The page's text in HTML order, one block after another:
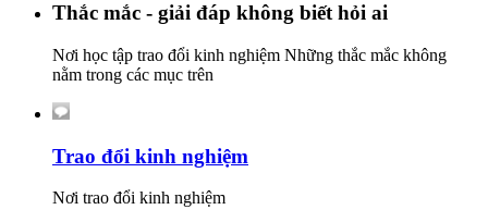
Thắc mắc - giải đáp không biết hỏi ai
Nơi học tập trao đổi kinh nghiệm Những thắc mắc không
nằm trong các mục trên
Trao đổi kinh nghiệm
Nơi trao đổi kinh nghiệm